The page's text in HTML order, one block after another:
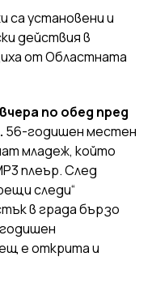
са установени и
действия в
от Областната
по обед пред
56-годишен местен
младеж, който
плеър. След
следи“
в града бързо
е открита и